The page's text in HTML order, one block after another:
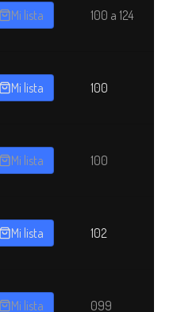
Mi lista 100 a 124
Mi lista 100
Mi lista 100
Mi lista 102
Mi lista 099